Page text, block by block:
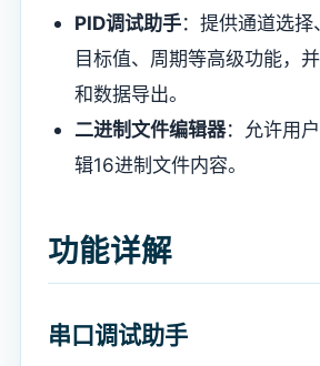
PID调试助手：提供通道选择
目标值、周期等高级功能，
和数据导出。
二进制文件编辑器：允许用
辑16进制文件内容。
功能详解
串口调试助手